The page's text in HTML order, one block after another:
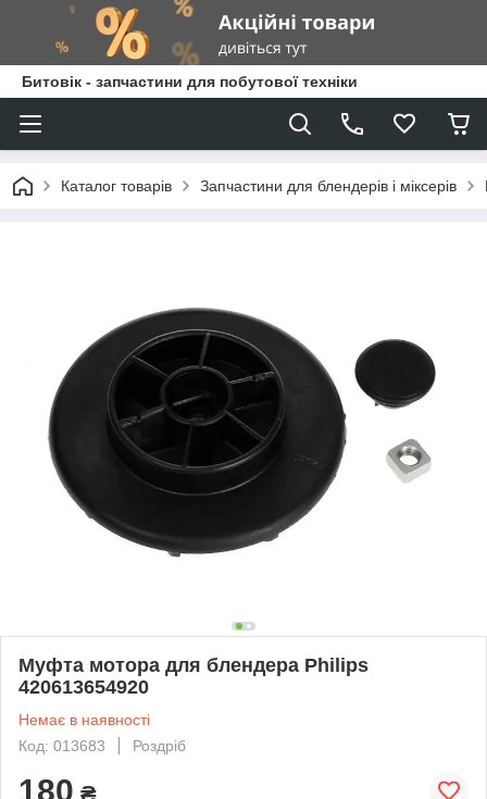
Битовік - запчастини для побутової техніки
Каталог товарів Запчастини для блендерів і міксерів
Муфта мотора для блендера Philips
420613654920
Немає в наявності
Код: 013683
Роздріб
180